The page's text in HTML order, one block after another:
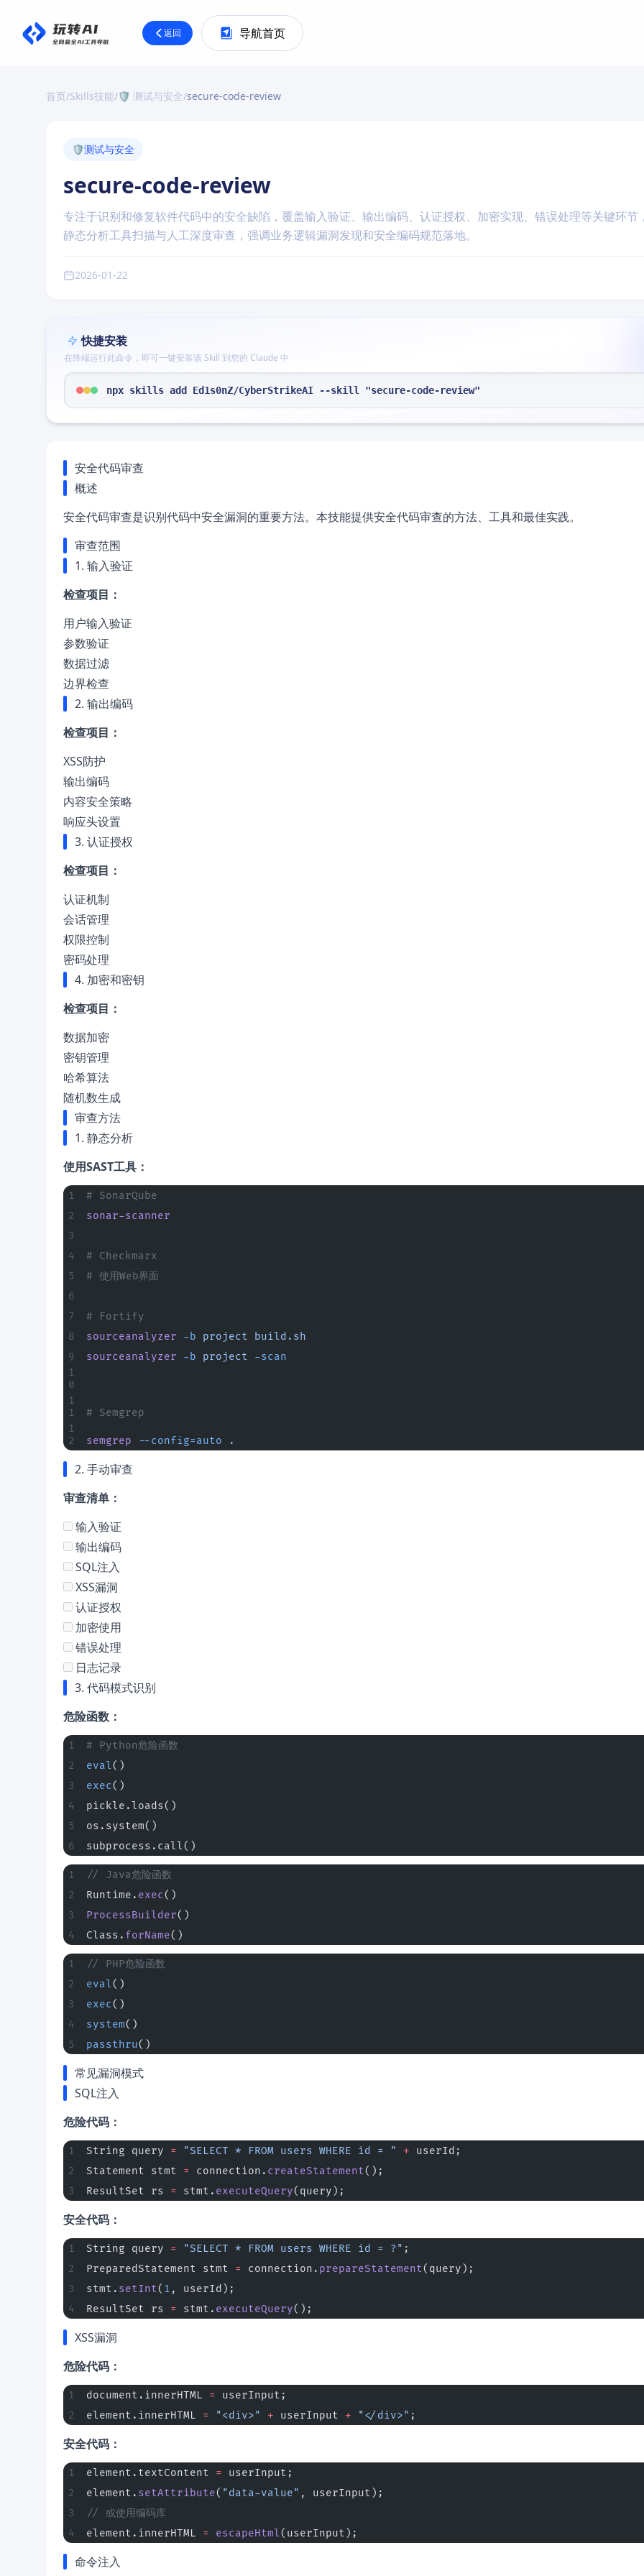
返回 导航首页
首页/Skills技能/🛡️ 测试与安全/secure-code-review
🛡️测试与安全
secure-code-review
专注于识别和修复软件代码中的安全缺陷，覆盖输入验证、输出编码、认证授权、加密实现、错误处理等关键环节
静态分析工具扫描与人工深度审查，强调业务逻辑漏洞发现和安全编码规范落地。
2026-01-22
快捷安装
在终端运行此命令，即可一键安装该 Skill 到您的 Claude 中
npx skills add Ed1s0nZ/CyberStrikeAI --skill "secure-code-review"
安全代码审查
概述
安全代码审查是识别代码中安全漏洞的重要方法。本技能提供安全代码审查的方法、工具和最佳实践。
审查范围
1. 输入验证
检查项目：
用户输入验证
参数验证
数据过滤
边界检查
2. 输出编码
检查项目：
XSS防护
输出编码
内容安全策略
响应头设置
3. 认证授权
检查项目：
认证机制
会话管理
权限控制
密码处理
4. 加密和密钥
检查项目：
数据加密
密钥管理
哈希算法
随机数生成
审查方法
1. 静态分析
使用SAST工具：
# SonarQube
sonar-scanner
# Checkmarx
# 使用Web界面
# Fortify
sourceanalyzer -b project build.sh
sourceanalyzer -b project -scan
# Semgrep
semgrep --config=auto .
2. 手动审查
审查清单：
输入验证
输出编码
SQL注入
XSS漏洞
认证授权
加密使用
错误处理
日志记录
3. 代码模式识别
危险函数：
# Python危险函数
eval()
exec()
pickle.loads()
os.system()
subprocess.call()
// Java危险函数
Runtime. exec()
ProcessBuilder()
Class. forName()
// PHP危险函数
eval()
exec()
system()
passthru()
常见漏洞模式
SQL注入
危险代码：
String query = "SELECT * FROM users WHERE id = " + userId;
Statement stmt = connection. createStatement();
ResultSet rs = stmt. executeQuery(query);
安全代码：
String query = "SELECT * FROM users WHERE id = ?" ;
PreparedStatement stmt = connection. prepareStatement(query);
stmt. setInt( 1 , userId);
ResultSet rs = stmt. executeQuery();
XSS漏洞
危险代码：
document.innerHTML =
userInput;
element.innerHTML = "<div>" + userInput + "</div>" ;
安全代码：
element.textContent =
userInput;
element. setAttribute( "data-value" , userInput);
// 或使用编码库
element.innerHTML = escapeHtml(userInput);
命令注入